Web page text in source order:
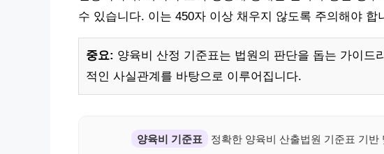
수 있습니다. 이는 450자 이상 채우지 않도록 주의해야 합
중요: 양육비 산정 기준표는 법원의 판단을 돕는 가이드
적인 사실관계를 바탕으로 이루어집니다.
양육비 기준표 정확한 양육비 산출법원 기준표 기